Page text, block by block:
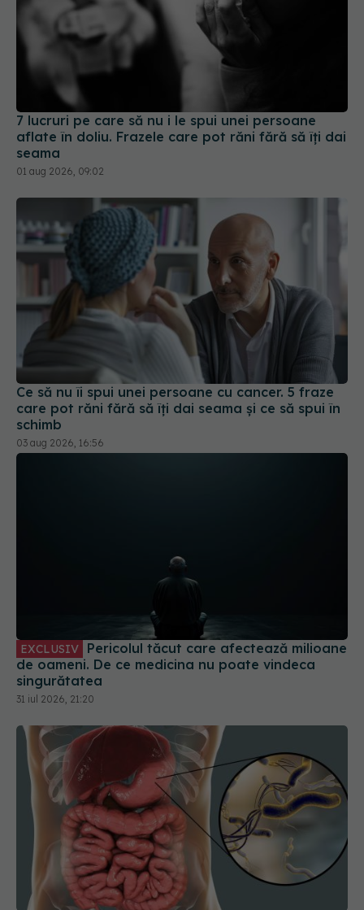
7 lucruri pe care să nu i le spui unei persoane
aflate în doliu. Frazele care pot răni fără să îți dai
seama
01 aug 2026, 09:02
Ce să nu îi spui unei persoane cu cancer. 5 fraze
care pot răni fără să îți dai seama și ce să spui în
schimb
03 aug 2026, 16:56
de oameni. De ce medicina nu poate vindeca
Semnalul din stomac pe care mulți îl ignoră. Ce
înseamnă cu adevărat un test pozitiv pentru
Helicobacter pylori și greșeala care poate face
tratamentul mult mai dificil
05 aug 2026, 15:18